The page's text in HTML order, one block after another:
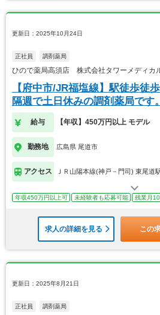
更新日：2025年10月24日
正社員 調剤薬局
ひので薬局高須店 株式会社タワーメディカ
【府中市/JR福塩線】駅徒歩徒
隔週で土日休みの調剤薬局です。
給与 【年収】450万円以上 モデル
勤務地 広島県 尾道市
アクセス ＪＲ山陽本線(神戸－門司) 東尾道
年収450万円以上可 未経験者も応募可能 残業月
求人の詳細を見る この
更新日：2025年8月21日
正社員 調剤薬局